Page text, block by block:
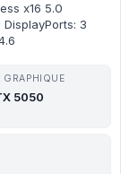
x16 5.0
3
GRAPHIQUE
5050